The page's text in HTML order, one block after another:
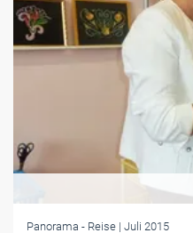
Panorama - Reise | Juli 2015